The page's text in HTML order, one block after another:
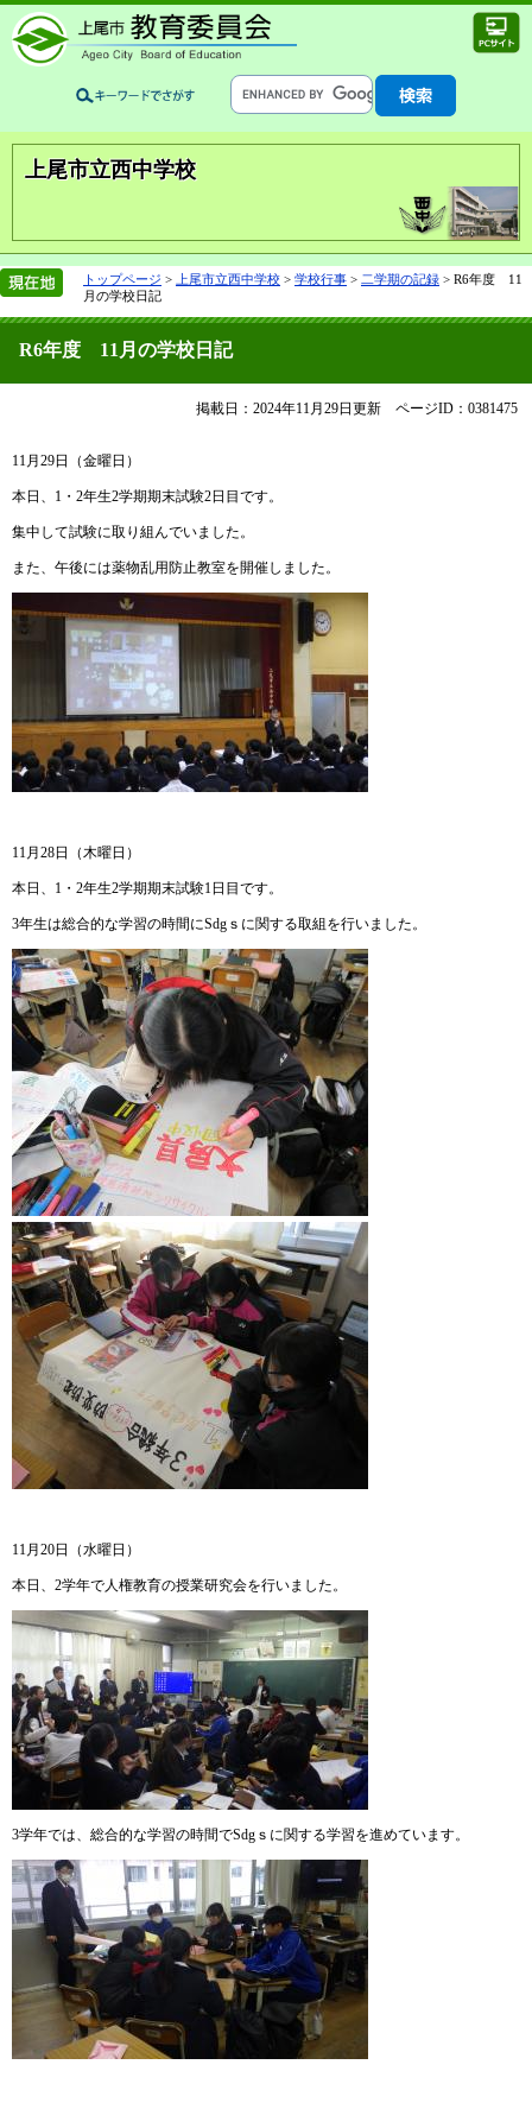
上尾市立西中学校
トップページ > 上尾市立西中学校 > 学校行事 > 二学期の記録 > R6年度 11
月の学校日記
R6年度 11月の学校日記
掲載日：2024年11月29日更新 ページID：0381475
11月29日（金曜日）
本日、1・2年生2学期期末試験2日目です。
集中して試験に取り組んでいました。
また、午後には薬物乱用防止教室を開催しました。
11月28日（木曜日）
本日、1・2年生2学期期末試験1日目です。
3年生は総合的な学習の時間にSdgｓに関する取組を行いました。
11月20日（水曜日）
本日、2学年で人権教育の授業研究会を行いました。
3学年では、総合的な学習の時間でSdgｓに関する学習を進めています。